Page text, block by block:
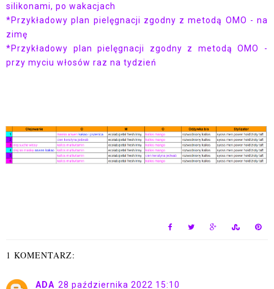
silikonami, po wakacjach
*Przykładowy plan pielęgnacji zgodny z metodą OMO - na
zimę
*Przykładowy plan pielęgnacji zgodny z metodą OMO -
przy myciu włosów raz na tydzień
1 KOMENTARZ:
ADA 28 października 2022 15:10